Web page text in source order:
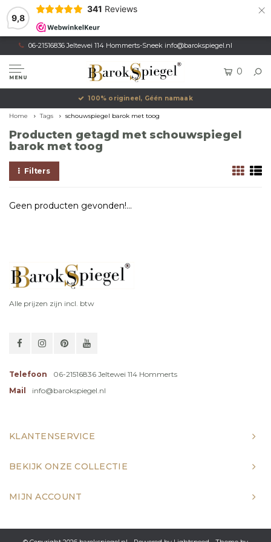
9,8
341 Reviews ×
06-21516836 Jeltewei 114 Hommerts-Sneek info@barokspiegel.nl
MENU
0
100% origineel, Géén namaak
Home Tags schouwspiegel barok met toog
Producten getagd met schouwspiegel
barok met toog
Filters
Geen producten gevonden!...
Alle prijzen zijn incl. btw
Telefoon
06-21516836 Jeltewei 114 Hommerts
Mail
info@barokspiegel.nl
KLANTENSERVICE
BEKIJK ONZE COLLECTIE
MIJN ACCOUNT